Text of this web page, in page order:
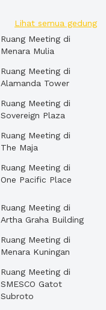
Lihat semua gedung
Ruang Meeting di
Menara Mulia
Ruang Meeting di
Alamanda Tower
Ruang Meeting di
Sovereign Plaza
Ruang Meeting di
The Maja
Ruang Meeting di
One Pacific Place
Ruang Meeting di
Artha Graha Building
Ruang Meeting di
Menara Kuningan
Ruang Meeting di
SMESCO Gatot
Subroto